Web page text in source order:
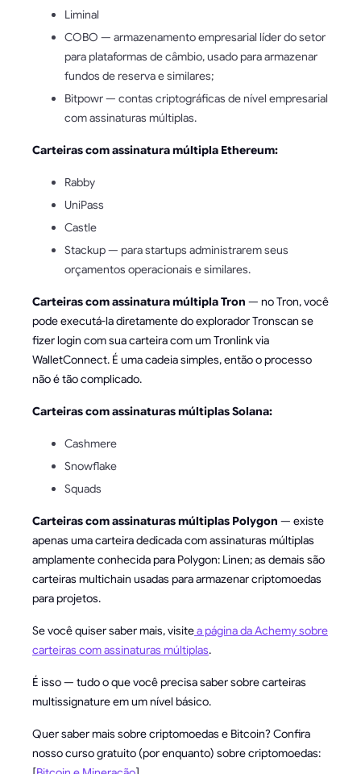
Liminal
COBO — armazenamento empresarial líder do setor
para plataformas de câmbio, usado para armazenar
fundos de reserva e similares;
Bitpowr — contas criptográficas de nível empresarial
com assinaturas múltiplas.
Carteiras com assinatura múltipla Ethereum:
Rabby
UniPass
Castle
Stackup — para startups administrarem seus
orçamentos operacionais e similares.
Carteiras com assinatura múltipla Tron — no Tron, você
pode executá-la diretamente do explorador Tronscan se
fizer login com sua carteira com um Tronlink via
WalletConnect. É uma cadeia simples, então o processo
não é tão complicado.
Carteiras com assinaturas múltiplas Solana:
Cashmere
Snowflake
Squads
Carteiras com assinaturas múltiplas Polygon — existe
apenas uma carteira dedicada com assinaturas múltiplas
amplamente conhecida para Polygon: Linen; as demais são
carteiras multichain usadas para armazenar criptomoedas
para projetos.
Se você quiser saber mais, visitea página da Achemy sobre
carteiras com assinaturas múltiplas.
É isso — tudo o que você precisa saber sobre carteiras
multissignature em um nível básico.
Quer saber mais sobre criptomoedas e Bitcoin? Confira
nosso curso gratuito (por enquanto) sobre criptomoedas: